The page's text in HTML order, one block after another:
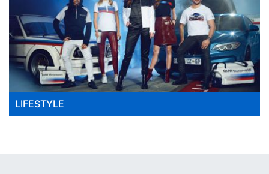
LIFESTYLE